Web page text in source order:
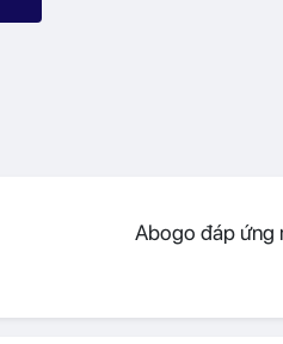
Abogo đáp ứng